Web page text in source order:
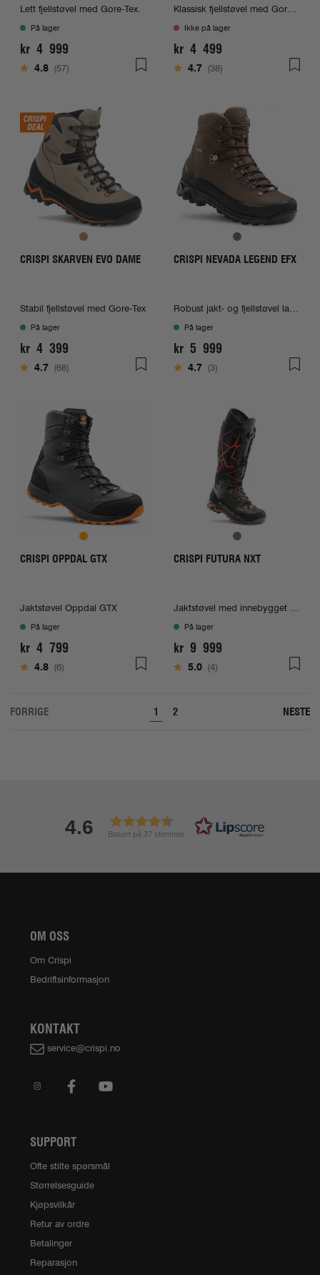
Lett fjellstøvel med Gore-Tex.
På lager
kr 4 999
Karakter:
4.8(57)
Klassisk fjellstøvel med Gore-Tex
Ikke på lager
kr 4 499
Karakter:
4.7(38)
CRISPI SKARVEN EVO DAME
Stabil fjellstøvel med Gore-Tex
På lager
kr 4 399
Karakter:
4.7(68)
CRISPI NEVADA LEGEND EFX
Robust jakt- og fjellstøvel laget for å tåle hardt vær og utfordrende terreng.
På lager
kr 5 999
Karakter:
4.7(3)
CRISPI OPPDAL GTX
Jaktstøvel Oppdal GTX
På lager
kr 4 799
Karakter:
4.8(6)
CRISPI FUTURA NXT
Jaktstøvel med innebygget gamasje
På lager
kr 9 999
Karakter:
5.0(4)
FORRIGE 1 2 NESTE
4.6 Basert på 37 stemmer
OM OSS
Om Crispi
Bedriftsinformasjon
KONTAKT
service@crispi.no
SUPPORT
Ofte stilte spørsmål
Størrelsesguide
Kjøpsvilkår
Retur av ordre
Betalinger
Reparasjon